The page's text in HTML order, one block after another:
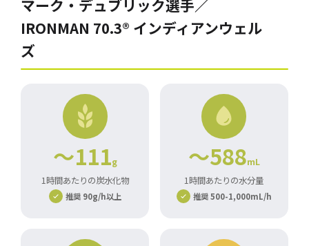
マーク・デュブリック選手／
IRONMAN 70.3® インディアンウェル
ズ
～111g
1時間あたりの炭水化物
推奨 90g/h以上
～588mL
1時間あたりの水分量
推奨 500-1,000mL/h